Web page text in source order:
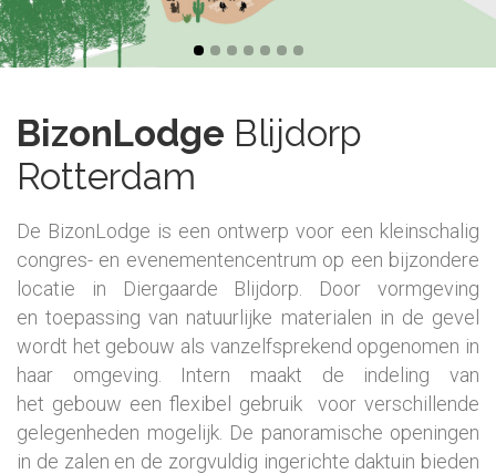
BizonLodge Blijdorp
Rotterdam
De BizonLodge is een ontwerp voor een kleinschalig
congres- en evenementencentrum op een bijzondere
locatie in Diergaarde Blijdorp. Door vormgeving
en toepassing van natuurlijke materialen in de gevel
wordt het gebouw als vanzelfsprekend opgenomen in
haar omgeving. Intern maakt de indeling van
het gebouw een flexibel gebruik voor verschillende
gelegenheden mogelijk. De panoramische openingen
in de zalen en de zorgvuldig ingerichte daktuin bieden